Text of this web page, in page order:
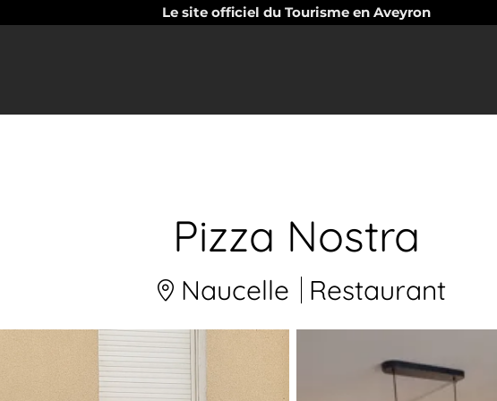
Le site officiel du Tourisme en Aveyron
Pizza Nostra
Naucelle Restaurant